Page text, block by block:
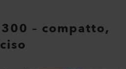
300 – compatto,